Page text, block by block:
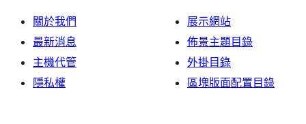
關於我們
最新消息
主機代管
隱私權
展示網站
佈景主題目錄
外掛目錄
區塊版面配置目錄